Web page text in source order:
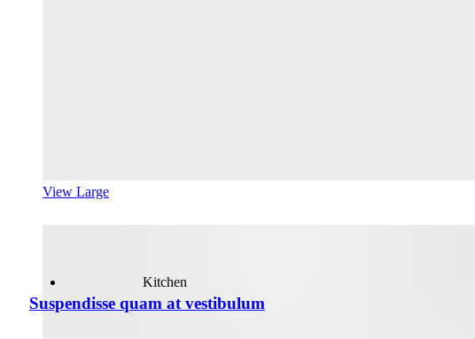
View Large
Kitchen
Suspendisse quam at vestibulum